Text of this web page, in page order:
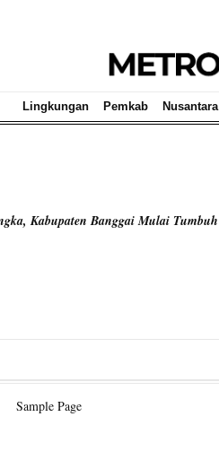
Lingkungan Pemkab Nusantara
Kabupaten Banggai Mulai Tumbuh
Sample Page